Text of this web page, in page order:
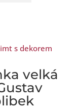
velká